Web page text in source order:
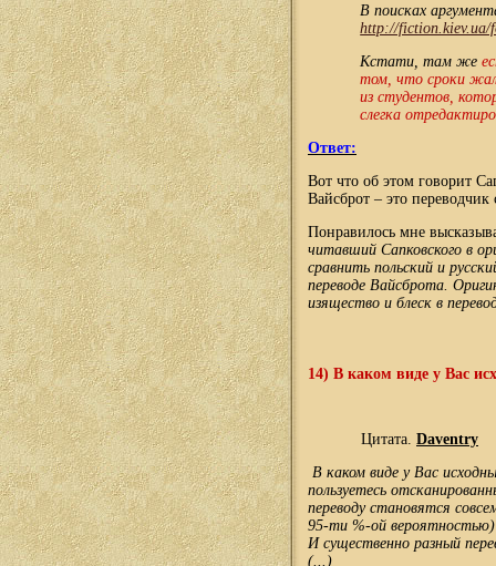
В поисках
http://fiction.kiev.ua/
Кстати, там же
том, что сроки
из студентов,
слегка
Ответ:
Вот что об этом говорит
Вайсброт – это переводчик
Понравилось мне
читавший Сапковского в
сравнить польский и
переводе Вайсброта.
изящество и блеск в
14) В каком виде у Вас
Цитата. Daventry
В каком виде у Вас
пользуетесь
переводу становятся
95-ти %-ой вероятностью)
И существенно разный
(...)